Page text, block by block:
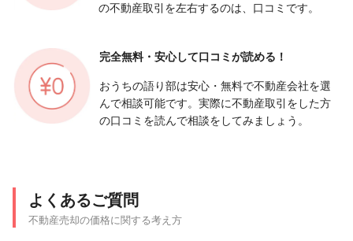
の不動産取引を左右するのは、口コミです。
完全無料・安心して口コミが読める！
おうちの語り部は安心・無料で不動産会社を選
んで相談可能です。実際に不動産取引をした方
の口コミを読んで相談をしてみましょう。
よくあるご質問
不動産売却の価格に関する考え方